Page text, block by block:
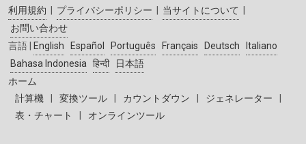
利用規約
プライバシーポリシー 当サイトについて
お問い合わせ
言語 |
English Español Português Français Deutsch
Italiano
Bahasa Indonesia
हिन्दी
日本語
ホーム
計算機
変換ツール カウントダウン ジェネレーター
表・チャート
オンラインツール